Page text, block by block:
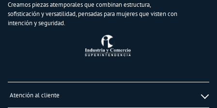
100%algodón
Creamos piezas atemporales que combinan estructura,
sofisticación y versatilidad, pensadas para mujeres que visten con
intención y seguridad.
Atención al cliente